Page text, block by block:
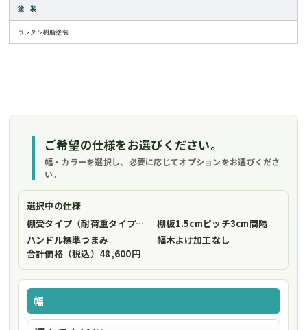
塗 装
ウレタン樹脂塗装
ご希望の仕様をお選びください。
幅・カラーを選択し、必要に応じてオプションをお選びくださ
い。
選択中の仕様
棚受タイプ（耐荷重タイプ）
フリーストップ棚受（標準仕様）
棚板1.5cmピッチ3cm間隔
ハンドル標準つまみ 幅木よけ加工なし
合計価格（税込） 48,600円
幅